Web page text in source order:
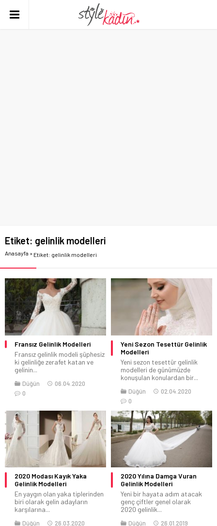
Etiket: gelinlik modelleri
Anasayfa » Etiket: gelinlik modelleri
Fransız Gelinlik Modelleri
Fransız gelinlik modeli şüphesiz
ki gelinliğe zerafet katan ve
gelinin...
Düğün
06.04.2020
0
Yeni Sezon Tesettür Gelinlik
Modelleri
Yeni sezon tesettür gelinlik
modelleri de günümüzde
konuşulan konulardan bir...
Düğün
02.04.2020
0
2020 Modası Kayık Yaka
Gelinlik Modelleri
En yaygın olan yaka tiplerinden
biri olarak gelin adayların
karşılarına...
Düğün
26.03.2020
2020 Yılına Damga Vuran
Gelinlik Modelleri
Yeni bir hayata adım atacak
genç çiftler genel olarak
2020 gelinlik...
Düğün
26.01.2019